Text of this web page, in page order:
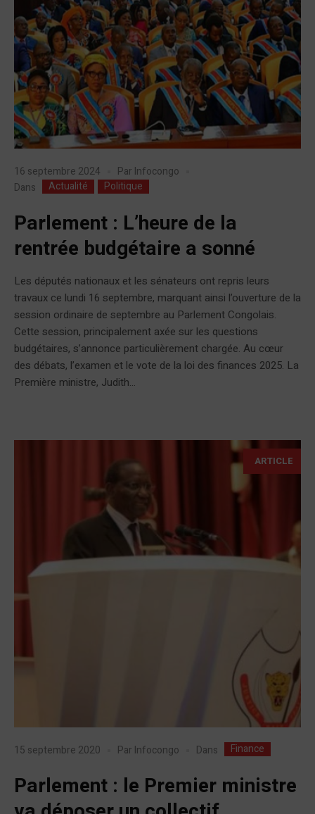
16 septembre 2024 Par Infocongo
Dans
Actualité Politique
Parlement : L’heure de la
rentrée budgétaire a sonné
Les députés nationaux et les sénateurs ont repris leurs
travaux ce lundi 16 septembre, marquant ainsi l’ouverture de la
session ordinaire de septembre au Parlement Congolais.
Cette session, principalement axée sur les questions
budgétaires, s’annonce particulièrement chargée. Au cœur
des débats, l’examen et le vote de la loi des finances 2025. La
Première ministre, Judith...
ARTICLE
15 septembre 2020 Par Infocongo Dans Finance
Parlement : le Premier ministre